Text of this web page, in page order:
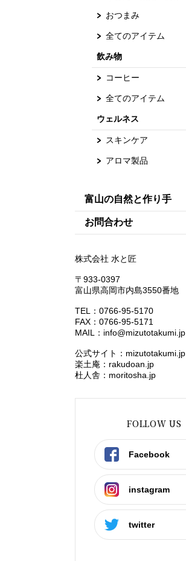
おつまみ
全てのアイテム
飲み物
コーヒー
全てのアイテム
ウェルネス
スキンケア
アロマ製品
富山の自然と作り手
お問合わせ
株式会社 水と匠
〒933-0397
富山県高岡市内島3550番地
TEL：0766-95-5170
FAX：0766-95-5171
MAIL： info@mizutotakumi.jp
公式サイト：mizutotakumi.jp
楽土庵：rakudoan.jp
杜人舎：moritosha.jp
FOLLOW US
Facebook
instagram
twitter